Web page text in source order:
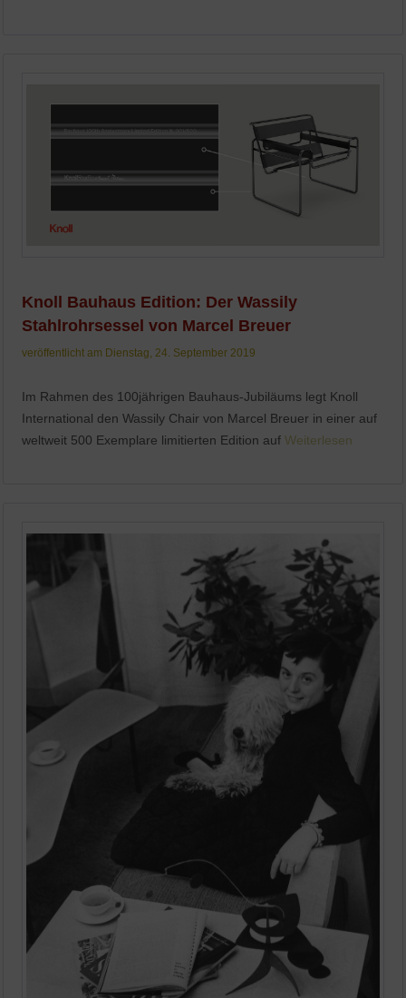
Knoll Bauhaus Edition: Der Wassily
Stahlrohrsessel von Marcel Breuer
veröffentlicht am Dienstag, 24. September 2019
Im Rahmen des 100jährigen Bauhaus-Jubiläums legt Knoll
International den Wassily Chair von Marcel Breuer in einer auf
weltweit 500 Exemplare limitierten Edition aufWeiterlesen